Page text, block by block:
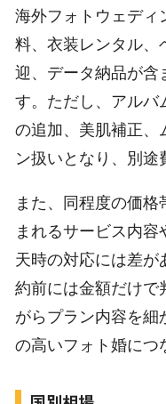
海外フォトウェディ
料、衣装レンタル、
迎、データ納品が含
す。ただし、アルバ
の追加、美肌補正、
ン扱いとなり、別途
また、同程度の価
まれるサービス内
天時の対応には差が
約前には金額だけで
がらプラン内容を細
の高いフォト婚につ